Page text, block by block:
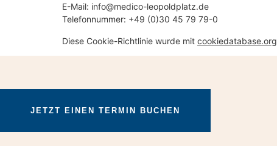
E-Mail: info@medico-leopoldplatz.de
Telefonnummer: +49 (0)30 45 79 79-0
Diese Cookie-Richtlinie wurde mit cookiedatabase.org
JETZT EINEN TERMIN BUCHEN